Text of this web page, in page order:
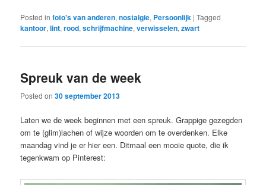
Posted in foto's van anderen,nostalgie, Persoonlijk |Tagged
kantoor,lint,rood,schrijfmachine,verwisselen,zwart
Spreuk van de week
Posted on30 september 2013
Laten we de week beginnen met een spreuk. Grappige gezegden
om te (glim)lachen of wijze woorden om te overdenken. Elke
maandag vind je er hier een. Ditmaal een mooie quote, die ik
tegenkwam op Pinterest: